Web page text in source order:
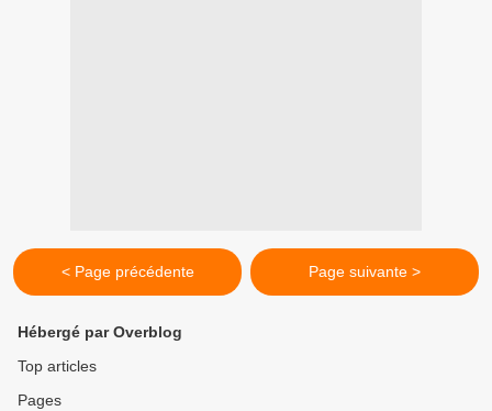
< Page précédente Page suivante >
Hébergé par Overblog
Top articles
Pages